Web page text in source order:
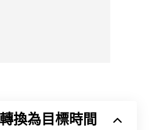
換為目標時間